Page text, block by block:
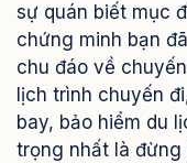
sự quán biết mục
chứng minh bạn
chu đáo về
lịch trình chuyến
bay, bảo hiểm du
trọng nhất là